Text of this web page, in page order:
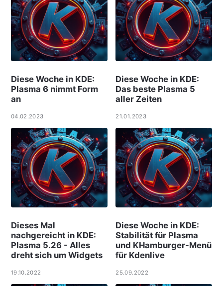
Diese Woche in KDE:
Plasma 6 nimmt Form
an
04.02.2023
Diese Woche in KDE:
Das beste Plasma 5
aller Zeiten
21.01.2023
Dieses Mal
nachgereicht in KDE:
Plasma 5.26 - Alles
dreht sich um Widgets
19.10.2022
Diese Woche in KDE:
Stabilität für Plasma
und KHamburger-Menü
für Kdenlive
25.09.2022